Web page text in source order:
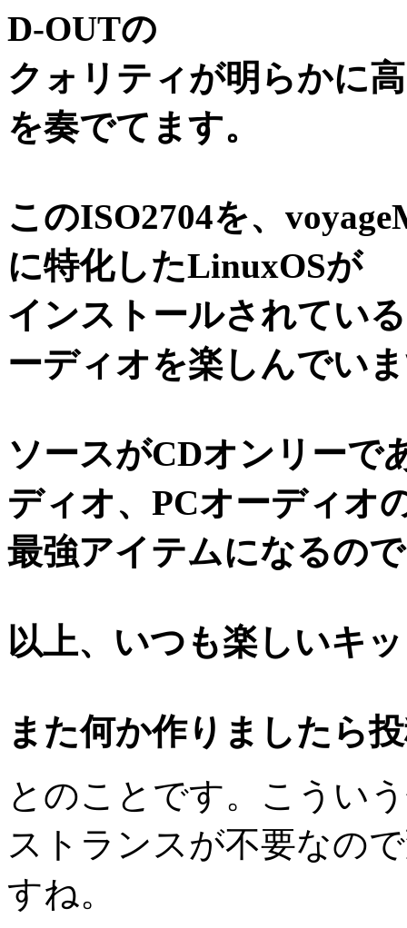
D-OUTの
クォリティが明らかに
を奏でてます。
このISO2704を、
に特化したLinuxOSが
インストールされてい
ーディオを楽しんでい
ソースがCDオンリーで
ディオ、PCオーディオ
最強アイテムになるの
以上、いつも楽しいキ
また何か作りましたら
とのことです。こうい
ストランスが不要なの
すね。